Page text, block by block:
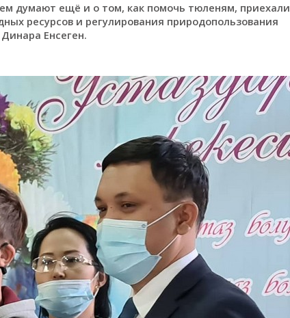
думают ещё и о том, как помочь тюленям, приехали
ресурсов и регулирования природопользования
Енсеген.